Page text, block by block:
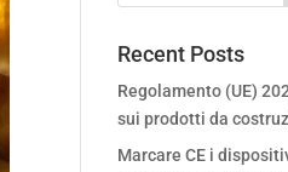
Recent Posts
Regolamento (UE)
sui prodotti da
Marcare CE i